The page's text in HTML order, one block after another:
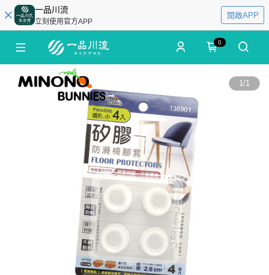
一品川流
立刻使用官方APP
開啟APP
0
1/1